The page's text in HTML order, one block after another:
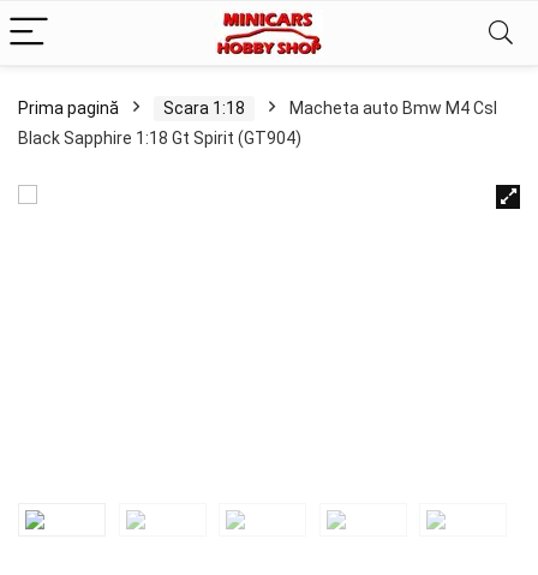
Prima pagină Scara 1:18
Macheta auto Bmw M4 Csl
Black Sapphire 1:18 Gt Spirit (GT904)